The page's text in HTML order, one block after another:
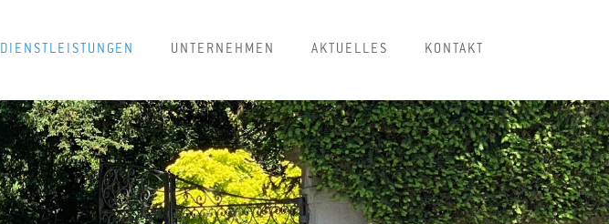
DIENSTLEISTUNGEN UNTERNEHMEN AKTUELLES KONTAKT